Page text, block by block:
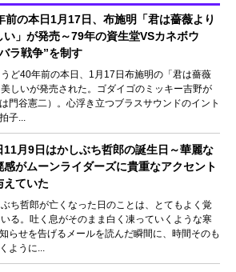
前の本日1月17日、布施明「君は薔薇より
い」が発売～79年の資生堂VSカネボウ
ラ戦争”を制す
ど40年前の本日、1月17日布施明の「君は薔薇
しいが発売された。ゴダイゴのミッキー吉野が
門谷憲二）。心浮き立つブラスサウンドのイント
子...
11月9日はかしぶち哲郎の誕生日～華麗な
感がムーンライダーズに貴重なアクセント
えていた
ち哲郎が亡くなった日のことは、とてもよく覚
いる。吐く息がそのまま白く凍っていくような寒
らせを告げるメールを読んだ瞬間に、時間そのも
ように...